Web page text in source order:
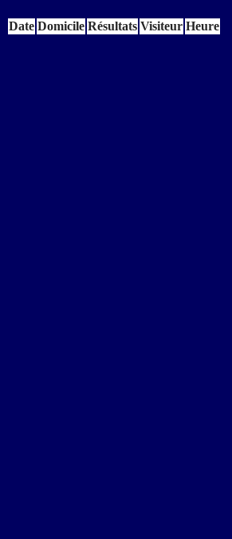
Date Domicile Résultats Visiteur Heure